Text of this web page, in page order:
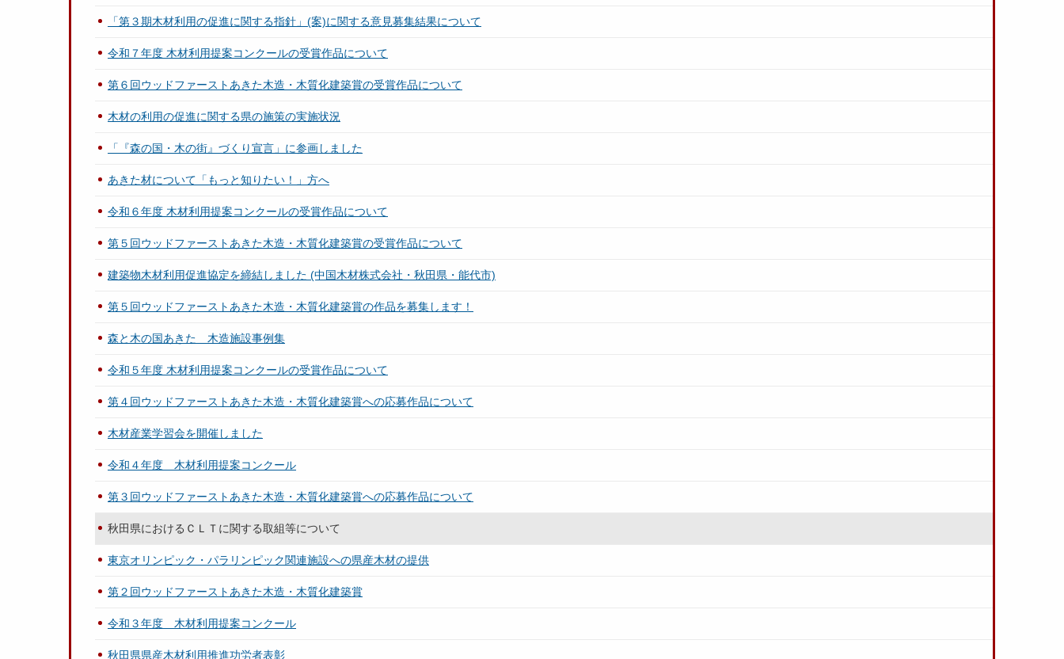
「第３期木材利用の促進に関する指針」(案)に関する意見募集結果について
令和７年度 木材利用提案コンクールの受賞作品について
第６回ウッドファーストあきた木造・木質化建築賞の受賞作品について
木材の利用の促進に関する県の施策の実施状況
「『森の国・木の街』づくり宣言」に参画しました
あきた材について「もっと知りたい！」方へ
令和６年度 木材利用提案コンクールの受賞作品について
第５回ウッドファーストあきた木造・木質化建築賞の受賞作品について
建築物木材利用促進協定を締結しました (中国木材株式会社・秋田県・能代市)
第５回ウッドファーストあきた木造・木質化建築賞の作品を募集します！
森と木の国あきた 木造施設事例集
令和５年度 木材利用提案コンクールの受賞作品について
第４回ウッドファーストあきた木造・木質化建築賞への応募作品について
木材産業学習会を開催しました
令和４年度 木材利用提案コンクール
第３回ウッドファーストあきた木造・木質化建築賞への応募作品について
秋田県におけるＣＬＴに関する取組等について
東京オリンピック・パラリンピック関連施設への県産木材の提供
第２回ウッドファーストあきた木造・木質化建築賞
令和３年度 木材利用提案コンクール
秋田県県産木材利用推進功労者表彰